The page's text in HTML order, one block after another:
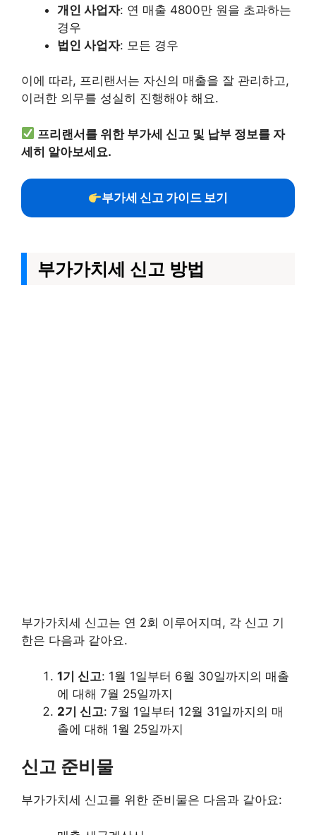
개인 사업자: 연 매출 4800만 원을 초과하는
경우
법인 사업자: 모든 경우
이에 따라, 프리랜서는 자신의 매출을 잘 관리하고,
이러한 의무를 성실히 진행해야 해요.
프리랜서를 위한 부가세 신고 및 납부 정보를 자
세히 알아보세요.
부가세 신고 가이드 보기
부가가치세 신고 방법
부가가치세 신고는 연 2회 이루어지며, 각 신고 기
한은 다음과 같아요.
1기 신고: 1월 1일부터 6월 30일까지의 매출
에 대해 7월 25일까지
2기 신고: 7월 1일부터 12월 31일까지의 매
출에 대해 1월 25일까지
신고 준비물
부가가치세 신고를 위한 준비물은 다음과 같아요: